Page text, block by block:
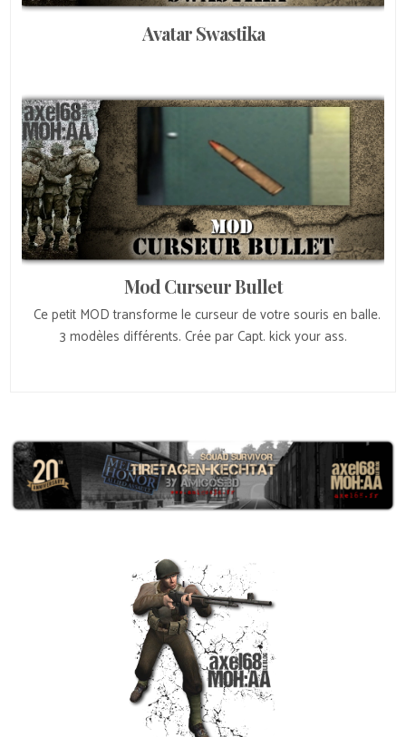
Avatar Swastika
Mod Curseur Bullet
Ce petit MOD transforme le curseur de votre souris en balle.
3 modèles différents. Crée par Capt. kick your ass.